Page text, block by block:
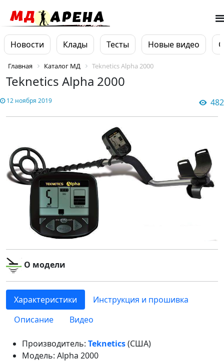
Новости Клады Тесты Новые видео
Главная Каталог МД Teknetics Alpha 2000
Teknetics Alpha 2000
12 ноября 2019 482
О модели
Характеристики
Инструкция и прошивка
Описание
Видео
Производитель: Teknetics(США)
Модель: Alpha 2000